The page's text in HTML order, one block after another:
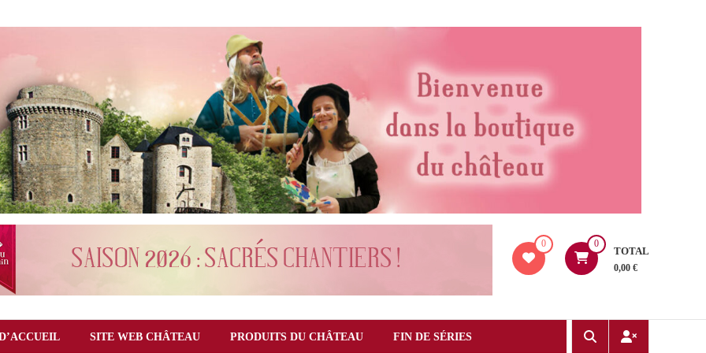
0 0
TOTAL
0,00 €
SITE WEB CHÂTEAU PRODUITS DU CHÂTEAU FIN DE SÉRIES